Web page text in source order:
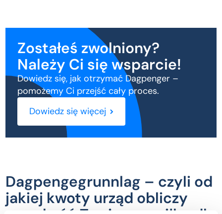
Zostałeś zwolniony?
Należy Ci się wsparcie!
Dowiedz się, jak otrzymać Dagpenger –
pomożemy Ci przejść cały proces.
Dowiedz się więcej
Dagpengegrunnlag – czyli od
jakiej kwoty urząd obliczy